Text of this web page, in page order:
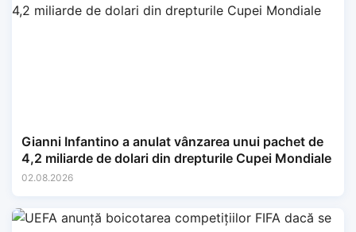
Gianni Infantino a anulat vânzarea unui pachet de
4,2 miliarde de dolari din drepturile Cupei Mondiale
02.08.2026